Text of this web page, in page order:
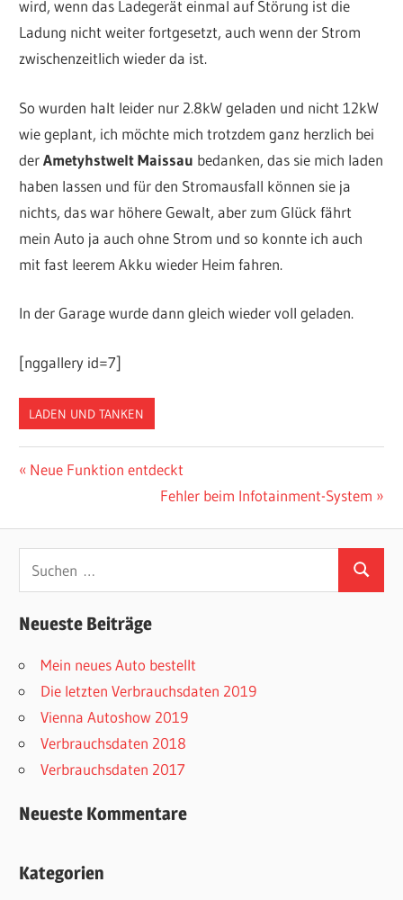
wird, wenn das Ladegerät einmal auf Störung ist die
Ladung nicht weiter fortgesetzt, auch wenn der Strom
zwischenzeitlich wieder da ist.
So wurden halt leider nur 2.8kW geladen und nicht 12kW
wie geplant, ich möchte mich trotzdem ganz herzlich bei
derAmetyhstwelt Maissau bedanken, das sie mich laden
haben lassen und für den Stromausfall können sie ja
nichts, das war höhere Gewalt, aber zum Glück fährt
mein Auto ja auch ohne Strom und so konnte ich auch
mit fast leerem Akku wieder Heim fahren.
In der Garage wurde dann gleich wieder voll geladen.
[nggallery id=7]
LADEN UND TANKEN
Beitragsnavigation
Vorheriger
Neue Funktion entdeckt
Nächster
Fehler beim Infotainment-System
Suchen
Neueste Beiträge
Mein neues Auto bestellt
Die letzten Verbrauchsdaten 2019
Vienna Autoshow 2019
Verbrauchsdaten 2018
Verbrauchsdaten 2017
Neueste Kommentare
Kategorien